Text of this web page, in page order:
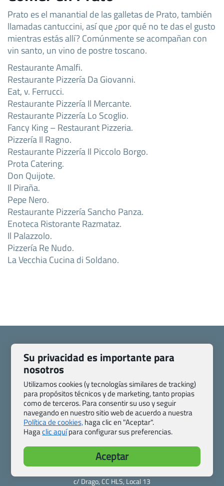
Prato es el manantial de las galletas de Prato, también
llamadas cantuccini, así que ¿por qué no te das el gusto
mientras estás allí? Comúnmente se acompañan con
vin santo, un vino de postre toscano.
Restaurante Amalfi.
Restaurante Pizzería Da Giovanni.
Eat, v. Ferrucci.
Restaurante Pizzería Il Mercante.
Restaurante Pizzería Lo Scoglio.
Fancy King – Restaurant Pizzeria.
Pizzería Il Ragno.
Restaurante Pizzería Il Piccolo Borgo.
Prota Catering.
Don Quijote.
Il Piraña.
Pepe Nero.
Restaurante Pizzería Sancho Panza.
Enoteca Ristorante Razmataz.
Il Palazzolo.
Pizzería Re Nudo.
La Vecchia Cucina di Soldano.
Pasaporte, Visado, Salud y otras disposiciones específicas
Blog de Viajes.com
Registro de agencias
Preguntas frecuentes
Condiciones generales
Política de privacidad y cookies
Transparencia
Todas las páginas – sitemap
Viajes.com
c/ Drago, CC HLS, Local 13
Su privacidad es importante para
nosotros
Utilizamos cookies (y tecnologías similares de tracking)
para propósitos técnicos y de marketing, tanto propias
como de terceros. Para consentir su uso y seguir
navegando en nuestro sitio web de acuerdo a nuestra
Política de cookies,haga clic en "Aceptar".
Hagaclic aquípara configurar sus preferencias.
Aceptar